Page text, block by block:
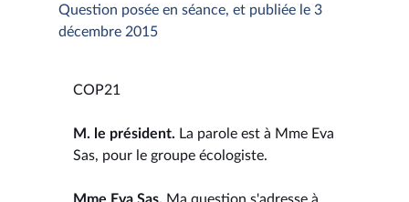
Question posée en séance, et publiée le 3
décembre 2015
COP21
M. le président. La parole est à Mme Eva
Sas, pour le groupe écologiste.
Mme Eva Sas. Ma question s'adresse à